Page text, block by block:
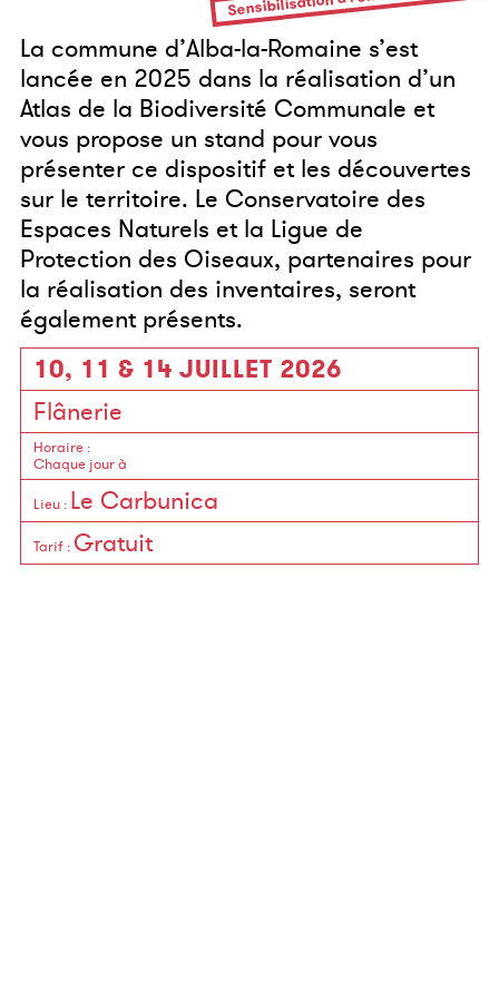
La commune d’Alba-la-Romaine s’est
lancée en 2025 dans la réalisation d’un
Atlas de la Biodiversité Communale et
vous propose un stand pour vous
présenter ce dispositif et les découvertes
sur le territoire. Le Conservatoire des
Espaces Naturels et la Ligue de
Protection des Oiseaux, partenaires pour
la réalisation des inventaires, seront
également présents.
10, 11 & 14 JUILLET 2026
Flânerie
Horaire :
Chaque jour à
Lieu : Le Carbunica
Tarif : Gratuit